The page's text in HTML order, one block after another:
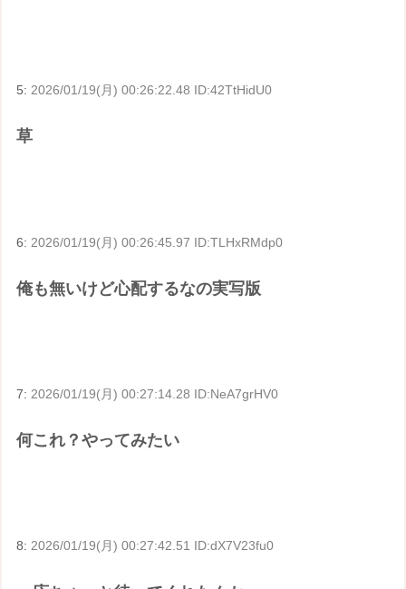
5:2026/01/19(月) 00:26:22.48 ID:42TtHidU0
草
6: 2026/01/19(月) 00:26:45.97 ID:TLHxRMdp0
俺も無いけど心配するなの実写版
7: 2026/01/19(月) 00:27:14.28 ID:NeA7grHV0
何これ？やってみたい
8:2026/01/19(月) 00:27:42.51 ID:dX7V23fu0